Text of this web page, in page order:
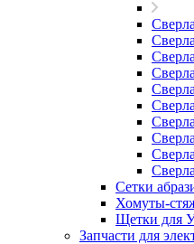
Сверла
Сетки
Хомуты-
Щетки
Запчасти для